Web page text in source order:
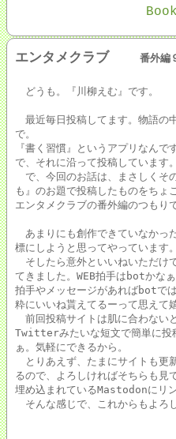
エンタメクラブ 番外編
どうも。『川柳えむ』です。
最近毎日投稿してます。物語の
で。
『書く習慣』というアプリなん
で、それに沿って投稿しています。
で、今回のお話は、まさしくそ
も』のお題で投稿したものをちょ
エンタメクラブの番外編のつもり
あまりにも創作できていなかっ
標にしようと思ってやっています。
そしたら意外といいねいただけ
てきました。WEB拍手はbotかな
拍手やメッセージがあればbotで
粋にいいね貰えてるーって思えて
前回投稿サイトは肌に合わない
Twitterみたいな短文で簡単に投
ぁ。気軽にできるから。
とりあえず、たまにサイトも更
るので、よろしければそちらも
埋め込まれているMastodonにリ
そんな感じで、これからもよろ